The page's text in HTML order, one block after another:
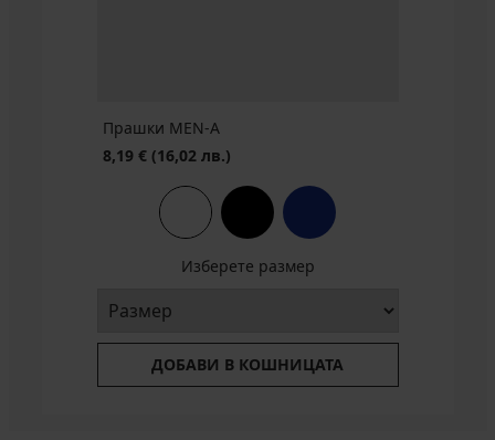
Прашки MEN-A
8,19 € (16,02 лв.)
Изберете размер
ДОБАВИ В КОШНИЦАТА